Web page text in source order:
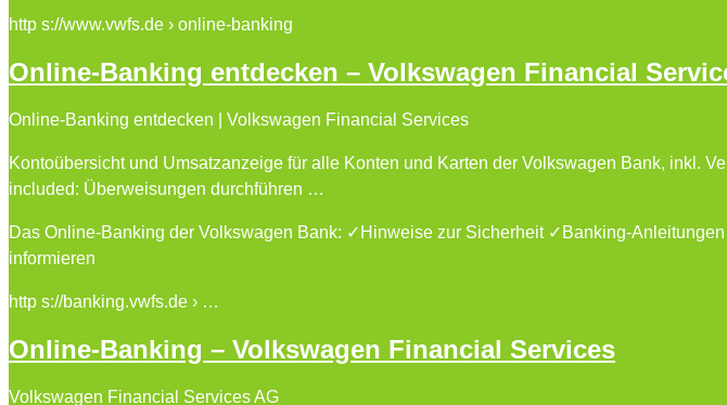
http s://www.vwfs.de › online-banking
Online-Banking entdecken – Volkswagen Financial
Online-Banking entdecken | Volkswagen Financial Services
Kontoübersicht und Umsatzanzeige für alle Konten und Karten der Volkswagen Bank, inkl.
included: Überweisungen durchführen …
Das Online-Banking der Volkswagen Bank: ✓Hinweise zur Sicherheit ✓Banking-
informieren
http s://banking.vwfs.de › …
Online-Banking – Volkswagen Financial Services
Volkswagen Financial Services AG